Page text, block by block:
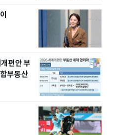
편안 부
부동산